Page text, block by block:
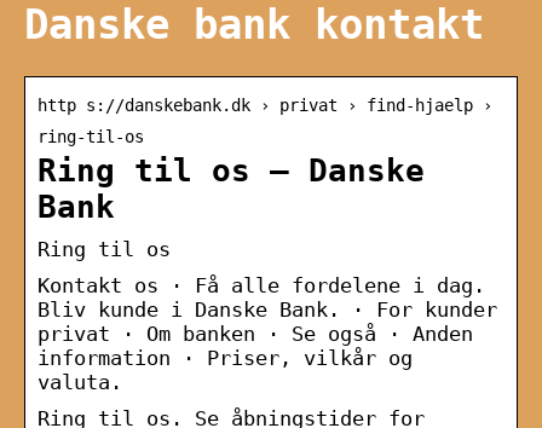
Danske bank kontakt
http s://danskebank.dk › privat › find-hjaelp ›
ring-til-os
Ring til os – Danske
Bank
Ring til os
Kontakt os · Få alle fordelene i dag.
Bliv kunde i Danske Bank. · For kunder
privat · Om banken · Se også · Anden
information · Priser, vilkår og
valuta.
Ring til os. Se åbningstider for